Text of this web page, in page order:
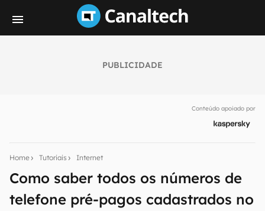
PUBLICIDADE
Conteúdo apoiado por
Home Tutoriais Internet
Como saber todos os números de
telefone pré-pagos cadastrados no
notícias e reviews sobre tecnologia em primeira
inscreva-se